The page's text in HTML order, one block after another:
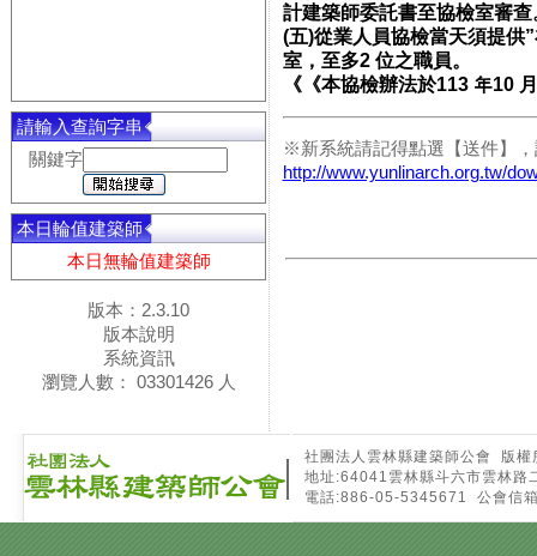
請輸入查詢字串
關鍵字
本日輪值建築師
本日無輪值建築師
版本：2.3.10
版本說明
系統資訊
瀏覽人數： 03301426 人
計建築師委託書至協檢室審查
(五)從業人員協檢當天須提供
室，至多2 位之職員。
《《本協檢辦法於113 年10
※新系統請記得點選【送件】
http://www.yunlinarch.org.tw/
社團法人雲林縣建築師公會
地址:64041雲林縣斗六市雲林
電話:886-05-5345671 公會信